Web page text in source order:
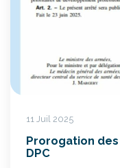
11 Juil 2025
Prorogation
DPC